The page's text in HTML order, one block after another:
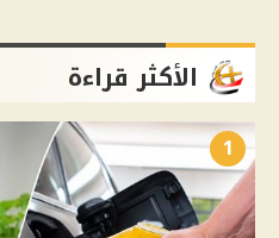
الأكثر قراءة
1